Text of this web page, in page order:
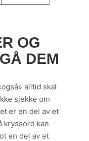
OG
DEM
alltid skal
sjekke om
er en del av et
kryssord kan
en del av et